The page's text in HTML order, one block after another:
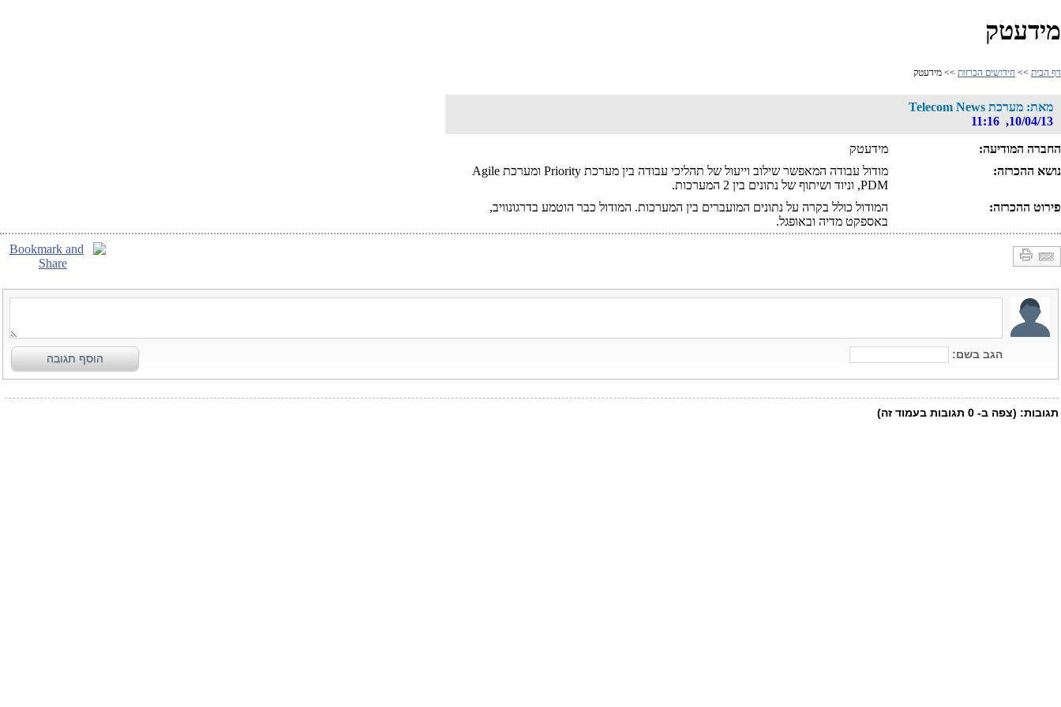
מידעטק
דף הבית >> חידושים הכרזות >> מידעטק
מאת: מערכת Telecom News
10/04/13, 11:16
החברה המודיעה:
מידעטק
נושא ההכרזה:
מודול עבודה המאפשר שילוב וייעול של תהליכי עבודה בין מערכת Priority ומערכת Agile
PDM, וניוד ושיתוף של נתונים בין 2 המערכות.
פירוט ההכרזה:
המודול כולל בקרה על נתונים המועברים בין המערכות. המודול כבר הוטמע בדרגונוויב,
באספקט מדיה ובאופגל.